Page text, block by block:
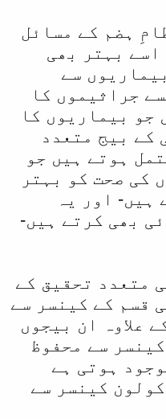
ہضم کے مسائل
بہتر بھی
سے
جراثیموں کا
جو بیماریوں کا
کے بیج متعدد
ہوتے ہیں جو
کی صحت کو بہتر
ہیں- اور یہ
بھی کرتے ہیں-
متعدد تحقیق کے
قسم کے کینسر سے
علاوہ ان بیجوں
سے محفوظ
ہوتی ہے
کینسر سے